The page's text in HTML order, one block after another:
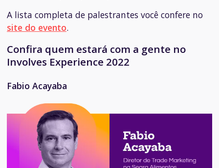
A lista completa de palestrantes você confere no
site do evento.
Confira quem estará com a gente no
Involves Experience 2022
Fabio Acayaba